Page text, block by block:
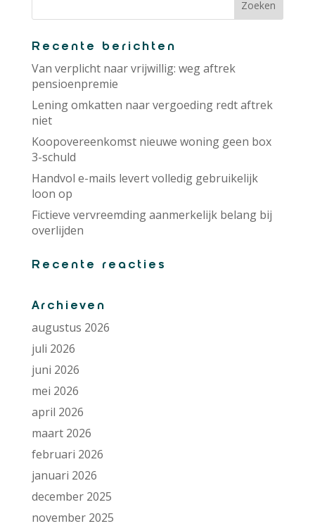
Recente berichten
Van verplicht naar vrijwillig: weg aftrek
pensioenpremie
Lening omkatten naar vergoeding redt aftrek
niet
Koopovereenkomst nieuwe woning geen box
3-schuld
Handvol e-mails levert volledig gebruikelijk
loon op
Fictieve vervreemding aanmerkelijk belang bij
overlijden
Recente reacties
Archieven
augustus 2026
juli 2026
juni 2026
mei 2026
april 2026
maart 2026
februari 2026
januari 2026
december 2025
november 2025